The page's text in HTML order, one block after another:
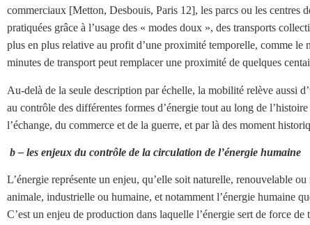
commerciaux [Metton, Desbouis, Paris 12], les parcs ou les centres
pratiquées grâce à l’usage des « modes doux », des transports
plus en plus relative au profit d’une proximité temporelle, comme
minutes de transport peut remplacer une proximité de quelques
Au-delà de la seule description par échelle, la mobilité relève aussi
au contrôle des différentes formes d’énergie tout au long de
l’échange, du commerce et de la guerre, et par là des moment
b – les enjeux du contrôle de la circulation de l’énergie humaine
L’énergie représente un enjeu, qu’elle soit naturelle, renouvelable
animale, industrielle ou humaine, et notamment l’énergie humaine
C’est un enjeu de production dans laquelle l’énergie sert de force